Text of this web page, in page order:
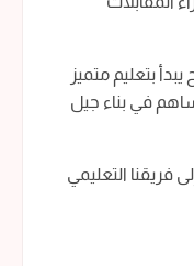
بتعليم متميز
في بناء جيل
فريقنا التعليمي